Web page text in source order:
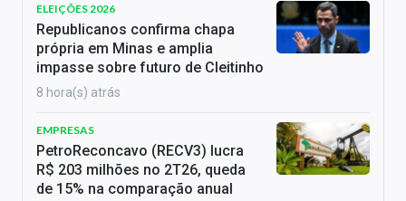
ELEIÇÕES 2026
Republicanos confirma chapa
própria em Minas e amplia
impasse sobre futuro de Cleitinho
8 hora(s) atrás
EMPRESAS
PetroReconcavo (RECV3) lucra
R$ 203 milhões no 2T26, queda
de 15% na comparação anual